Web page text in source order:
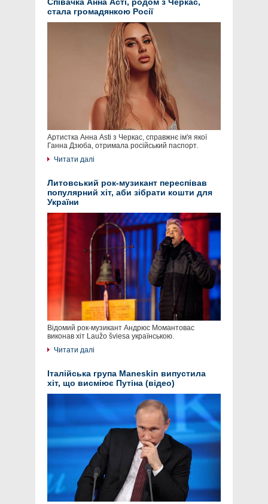
Співачка Анна Асті, родом з Черкас,
стала громадянкою Росії
Артистка Анна Asti з Черкас, справжнє ім'я якої
Ганна Дзюба, отримала російський паспорт.
Читати далі
Литовський рок-музикант переспівав
популярний хіт, аби зібрати кошти для
України
Відомий рок-музикант Андрюс Момантовас
виконав хіт Laužo šviesa українською.
Читати далі
Італійська група Maneskin випустила
хіт, що висміює Путіна (відео)